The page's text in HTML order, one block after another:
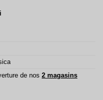
de nos 2 magasins